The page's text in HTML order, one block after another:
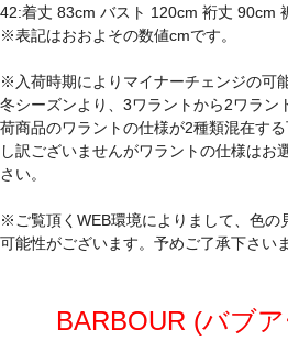
42:着丈 83cm バスト 120cm 裄丈 90cm
※表記はおおよその数値cmです。
※入荷時期によりマイナーチェンジの可
冬シーズンより、3ワラントから2ワラン
荷商品のワラントの仕様が2種類混在す
し訳ございませんがワラントの仕様はお
さい。
※ご覧頂くWEB環境によりまして、色の
可能性がございます。予めご了承下さいま
BARBOUR (バブ